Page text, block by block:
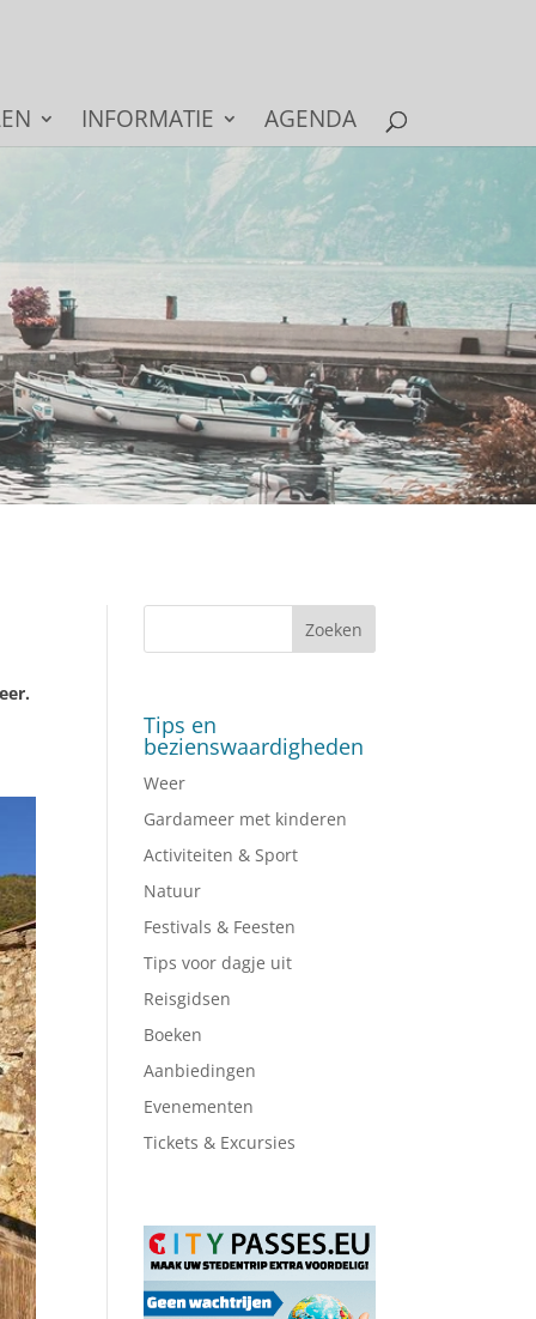
INFORMATIE AGENDA
Tips en
bezienswaardigheden
Weer
Gardameer met kinderen
Activiteiten & Sport
Natuur
Festivals & Feesten
Tips voor dagje uit
Reisgidsen
Boeken
Aanbiedingen
Evenementen
Tickets & Excursies